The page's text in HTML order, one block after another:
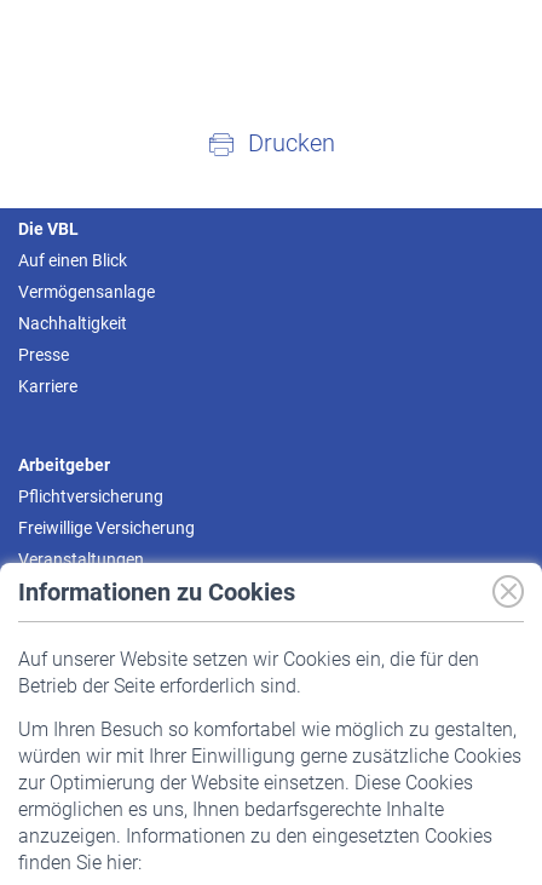
Informationen zu Cookies
Auf unserer Website setzen wir Cookies ein, die für den
Betrieb der Seite erforderlich sind.
Um Ihren Besuch so komfortabel wie möglich zu gestalten,
würden wir mit Ihrer Einwilligung gerne zusätzliche Cookies
zur Optimierung der Website einsetzen. Diese Cookies
ermöglichen es uns, Ihnen bedarfsgerechte Inhalte
anzuzeigen. Informationen zu den eingesetzten Cookies
finden Sie hier:
Drucken
Die VBL
Auf einen Blick
Vermögensanlage
Nachhaltigkeit
Presse
Karriere
Arbeitgeber
Pflichtversicherung
Freiwillige Versicherung
Veranstaltungen
Pflichtversicherung
Staatliche Förderung
Veranstaltungen
Rentner
Rentenbeginn